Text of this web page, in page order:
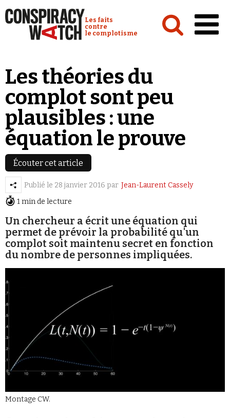
Conspiracy Watch :
Les faits
contre
le complotisme
Analyses
Conspipédia
Vidéos
Émissions
Revues de presse
Newsletter
Demander à Vera
Se connecter
Les théories du
complot sont peu
plausibles : une
équation le prouve
Écouter cet article
Publié le 28 janvier 2016 par Jean-Laurent Cassely
1 min de lecture
Un chercheur a écrit une équation qui
permet de prévoir la probabilité qu'un
complot soit maintenu secret en fonction
du nombre de personnes impliquées.
Montage CW.